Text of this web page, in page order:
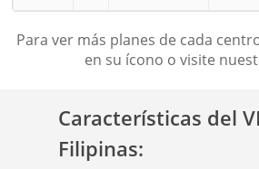
Para ver más planes de cada
en su ícono o visite
Características del
Filipinas: